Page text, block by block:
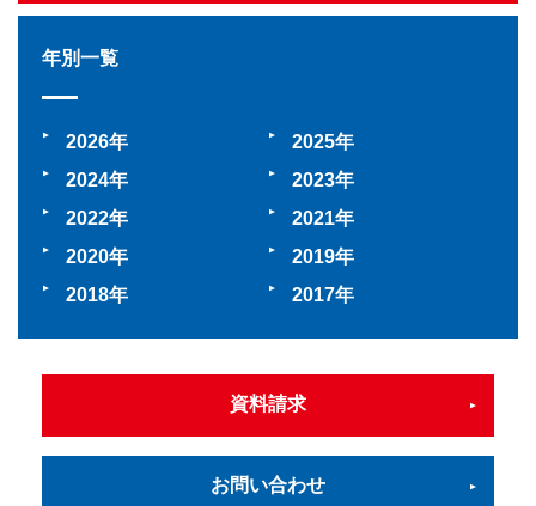
年別一覧
2026
2025
2024
2023
2022
2021
2020
2019
2018
2017
資料請求
お問い合わせ